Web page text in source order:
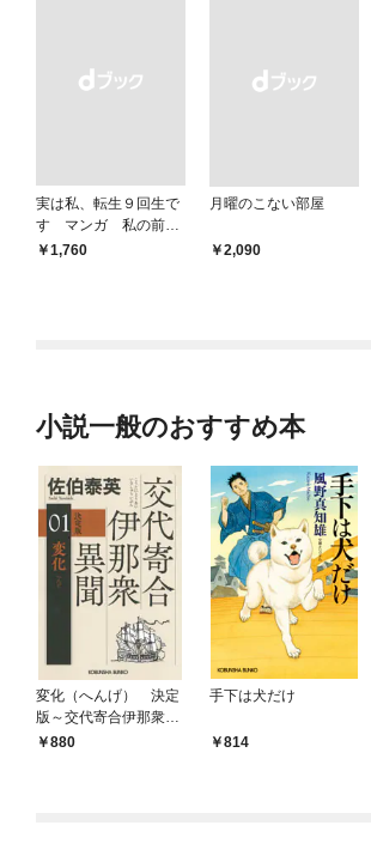
実は私、転生９回生で
す マンガ 私の前世
物語
￥1,760
月曜のこない部屋
￥2,090
小説一般のおすすめ本
変化（へんげ） 決定
版～交代寄合伊那衆異
聞（1）～
880
手下は犬だけ
814